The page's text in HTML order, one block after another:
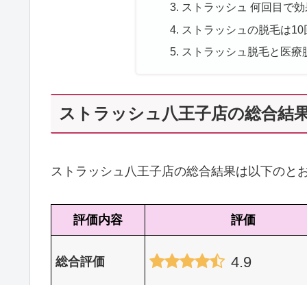
ストラッシュ 何回目で
ストラッシュの脱毛は
ストラッシュ脱毛と医
ストラッシュ八王子店の総合結
ストラッシュ八王子店の総合結果は以下のと
評価内容 評価
総合評価 4.9